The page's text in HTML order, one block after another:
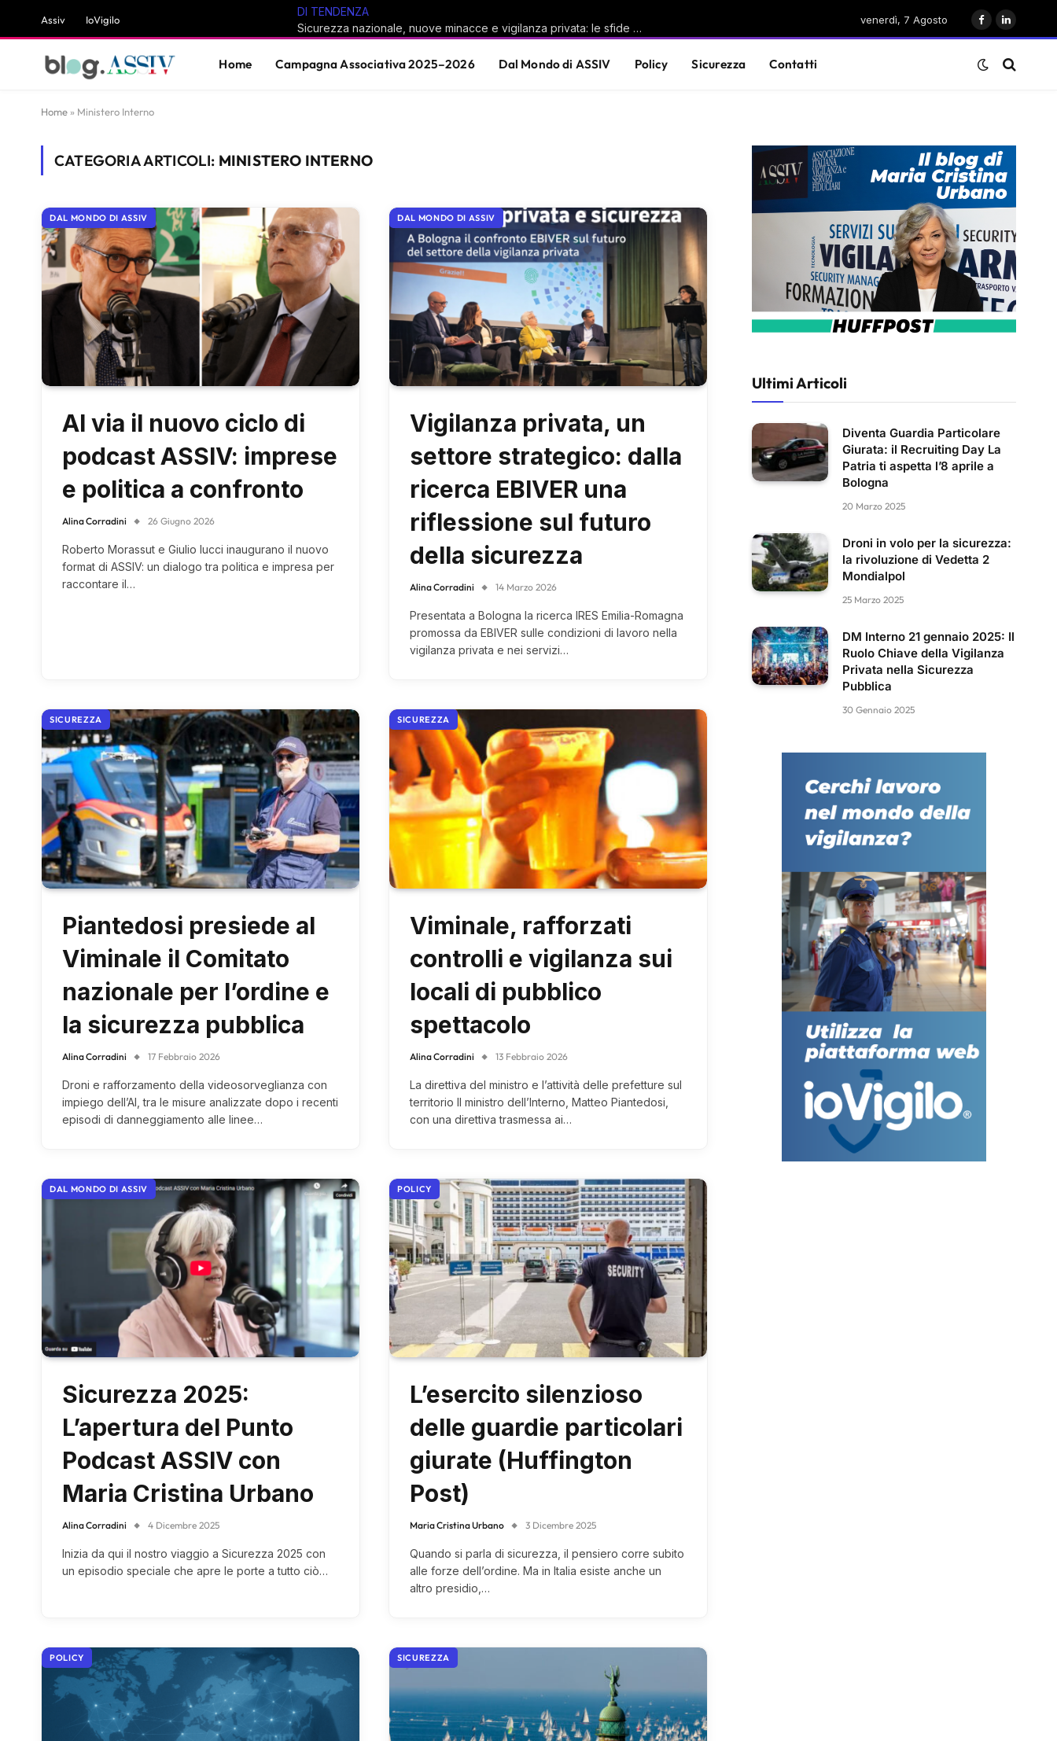
Assiv IoVigilo
DI TENDENZA
Sicurezza nazionale, nuove minacce e vigilanza privata: le sfide del sistema Paese
venerdì, 7 Agosto
Facebook
LinkedIn
Home Campagna Associativa 2025–2026 Dal Mondo di ASSIV Policy Sicurezza Contatti
Home » Ministero Interno
CATEGORIA ARTICOLI: MINISTERO INTERNO
DAL MONDO DI ASSIV
Al via il nuovo ciclo di
podcast ASSIV: imprese
e politica a confronto
Alina Corradini 26 Giugno 2026
Roberto Morassut e Giulio Iucci inaugurano il nuovo
format di ASSIV: un dialogo tra politica e impresa per
raccontare il…
DAL MONDO DI ASSIV
Vigilanza privata, un
settore strategico: dalla
ricerca EBIVER una
riflessione sul futuro
della sicurezza
Alina Corradini 14 Marzo 2026
Presentata a Bologna la ricerca IRES Emilia-Romagna
promossa da EBIVER sulle condizioni di lavoro nella
vigilanza privata e nei servizi…
SICUREZZA
Piantedosi presiede al
Viminale il Comitato
nazionale per l’ordine e
la sicurezza pubblica
Alina Corradini 17 Febbraio 2026
Droni e rafforzamento della videosorveglianza con
impiego dell’AI, tra le misure analizzate dopo i recenti
episodi di danneggiamento alle linee…
SICUREZZA
Viminale, rafforzati
controlli e vigilanza sui
locali di pubblico
spettacolo
Alina Corradini 13 Febbraio 2026
La direttiva del ministro e l’attività delle prefetture sul
territorio Il ministro dell’Interno, Matteo Piantedosi,
con una direttiva trasmessa ai…
DAL MONDO DI ASSIV
Sicurezza 2025:
L’apertura del Punto
Podcast ASSIV con
Maria Cristina Urbano
Alina Corradini 4 Dicembre 2025
Inizia da qui il nostro viaggio a Sicurezza 2025 con
un episodio speciale che apre le porte a tutto ciò…
POLICY
L’esercito silenzioso
delle guardie particolari
giurate (Huffington
Post)
Maria Cristina Urbano 3 Dicembre 2025
Quando si parla di sicurezza, il pensiero corre subito
alle forze dell’ordine. Ma in Italia esiste anche un
altro presidio,…
POLICY SICUREZZA
Ultimi Articoli
Diventa Guardia Particolare
Giurata: il Recruiting Day La
Patria ti aspetta l’8 aprile a
Bologna
20 Marzo 2025
Droni in volo per la sicurezza:
la rivoluzione di Vedetta 2
Mondialpol
25 Marzo 2025
DM Interno 21 gennaio 2025: Il
Ruolo Chiave della Vigilanza
Privata nella Sicurezza
Pubblica
30 Gennaio 2025